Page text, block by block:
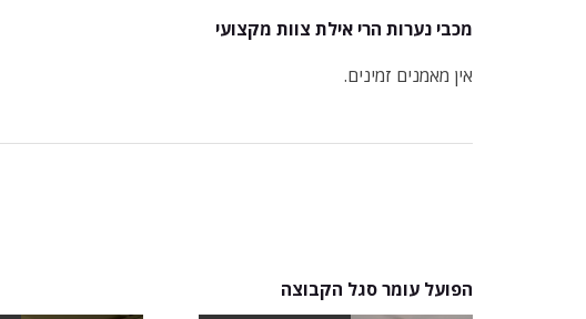
מכבי נערות הרי אילת צוות מקצועי
אין מאמנים זמינים.
הפועל עומר סגל הקבוצה